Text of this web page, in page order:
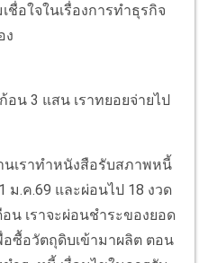
อใจในเรื่องการทำธุรกิจ
ง
อน 3 แสน เราทยอยจ่ายไป
นเราทำหนังสือรับสภาพหนี้
ม.ค.69 และผ่อนไป 18 งวด
น เราจะผ่อนชำระของยอด
อซื้อวัตถุดิบเข้ามาผลิต ตอน